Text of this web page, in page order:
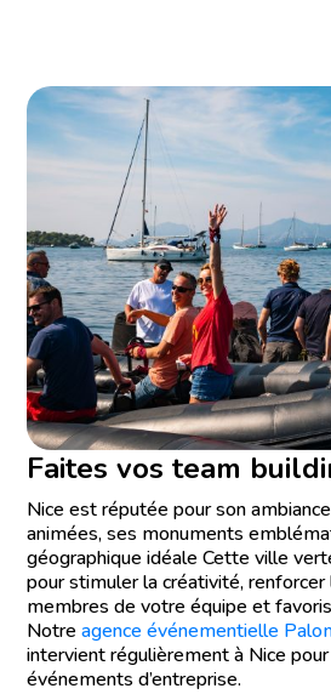
Faites vos team
Nice est réputée pour son
animées, ses monuments
géographique idéale Cette ville
pour stimuler la créativité,
membres de votre équipe et
Notreagence événementielle
intervient régulièrement à Nice
événements d’entreprise.